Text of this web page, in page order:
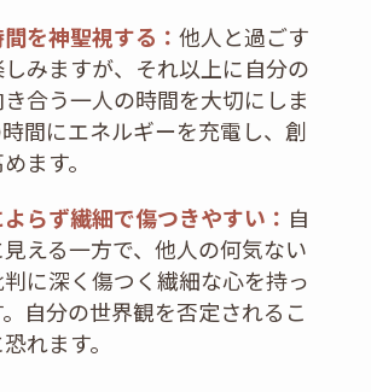
を神聖視する： 他人と過ごす
みますが、それ以上に自分の
合う一人の時間を大切にしま
間にエネルギーを充電し、創
ます。
らず繊細で傷つきやすい： 自
える一方で、他人の何気ない
に深く傷つく繊細な心を持っ
自分の世界観を否定されるこ
れます。